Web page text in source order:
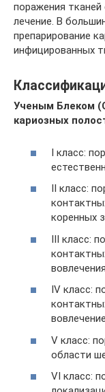
поражения
лечение. В
препарирование
инфицированных
Ученым Блеком
кариозных
I класс:
II класс:
коренных
III класс:
IV класс:
V класс:
области
VI класс: